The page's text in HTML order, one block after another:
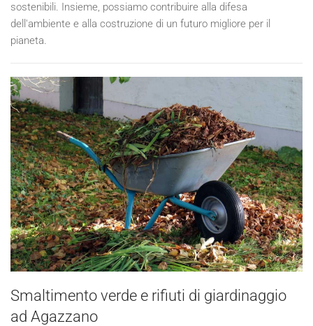
sostenibili. Insieme, possiamo contribuire alla difesa
dell'ambiente e alla costruzione di un futuro migliore per il
pianeta.
Smaltimento verde e rifiuti di giardinaggio
ad Agazzano